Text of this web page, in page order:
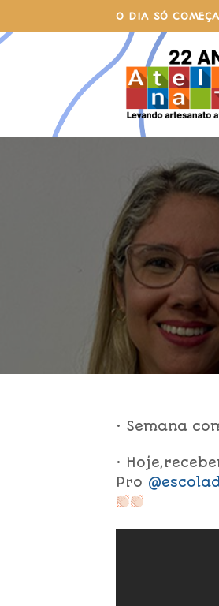
to
content
O DIA SÓ
• Semana
•
Pro